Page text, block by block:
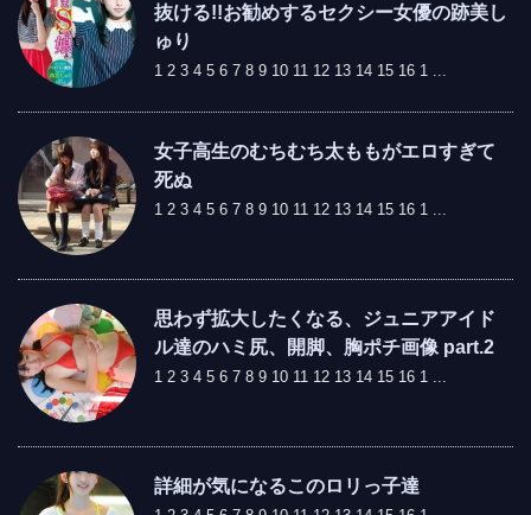
抜ける!!お勧めするセクシー女優の跡美し
ゅり
1 2 3 4 5 6 7 8 9 10 11 12 13 14 15 16 1 ...
女子高生のむちむち太ももがエロすぎて
死ぬ
1 2 3 4 5 6 7 8 9 10 11 12 13 14 15 16 1 ...
思わず拡大したくなる、ジュニアアイド
ル達のハミ尻、開脚、胸ポチ画像 part.2
1 2 3 4 5 6 7 8 9 10 11 12 13 14 15 16 1 ...
詳細が気になるこのロリっ子達